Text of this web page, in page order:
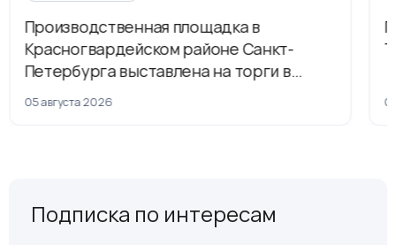
Производственная площадка в
Красногвардейском районе Санкт-
Петербурга выставлена на торги в
рамках приватизации
05 августа 2026
Подписка по интересам